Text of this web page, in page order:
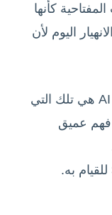
كأنها
اليوم لأن
الشركات التي ستتصدر نتائج بحث الـ AI هي تلك التي
فهم عميق